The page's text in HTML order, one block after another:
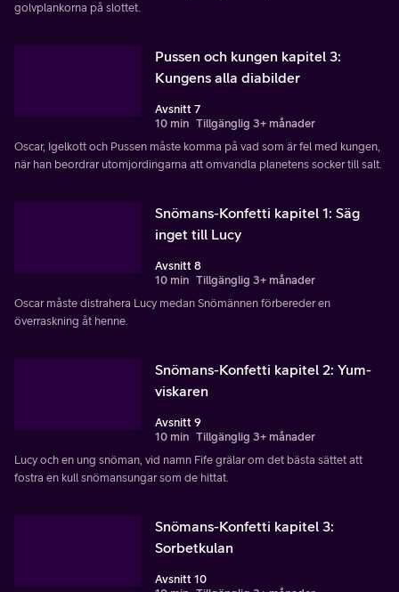
golvplankorna på slottet.
Pussen och kungen kapitel 3:
Kungens alla diabilder
Avsnitt 7
10 min Tillgänglig 3+ månader
Oscar, Igelkott och Pussen måste komma på vad som är fel med kungen,
när han beordrar utomjordingarna att omvandla planetens socker till salt.
Snömans-Konfetti kapitel 1: Säg
inget till Lucy
Avsnitt 8
10 min Tillgänglig 3+ månader
Oscar måste distrahera Lucy medan Snömännen förbereder en
överraskning åt henne.
Snömans-Konfetti kapitel 2: Yum-
viskaren
Avsnitt 9
10 min Tillgänglig 3+ månader
Lucy och en ung snöman, vid namn Fife grälar om det bästa sättet att
fostra en kull snömansungar som de hittat.
Snömans-Konfetti kapitel 3:
Sorbetkulan
Avsnitt 10